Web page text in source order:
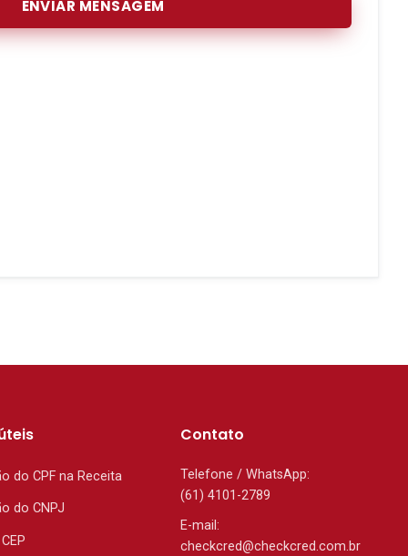
ENVIAR MENSAGEM
do CPF na Receita
do CNPJ
Contato
Telefone / WhatsApp:
(61) 4101-2789
E-mail:
checkcred@checkcred.com.br